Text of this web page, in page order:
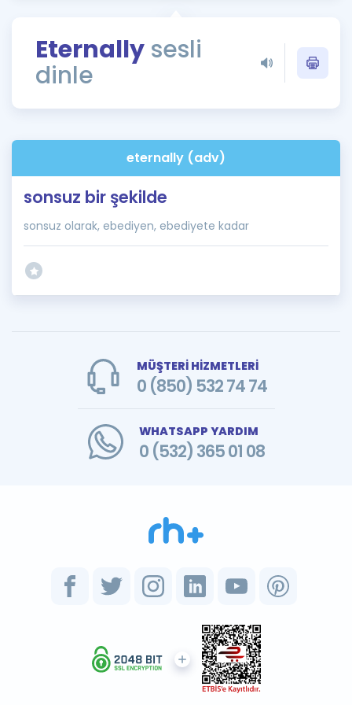
Rehberlik Aracı
ÖSYM Sınav Takvimi
İngilizce Gramer
Eternally sesli
dinle
eternally (adv)
sonsuz bir şekilde
sonsuz olarak, ebediyen, ebediyete kadar
MÜŞTERİ HİZMETLERİ
0 (850) 532 74 74
WHATSAPP YARDIM
0 (532) 365 01 08